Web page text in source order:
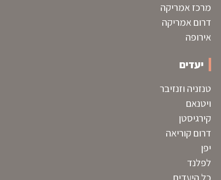
מרכז אמריקה
דרום אמריקה
אירופה
יעדים
טנזניה וזנזיבר
ויטנאם
קירגיסטן
דרום קוריאה
יפן
לפלנד
כל היעדים